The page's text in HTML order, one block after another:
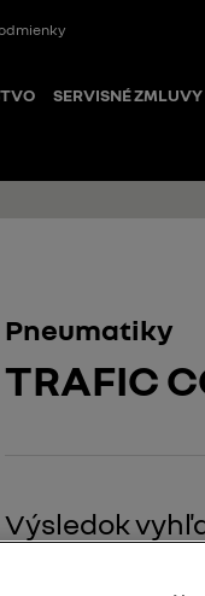
SERVISNÉ ZMLUVY
Pneumatiky
TRAFIC
Výsledok